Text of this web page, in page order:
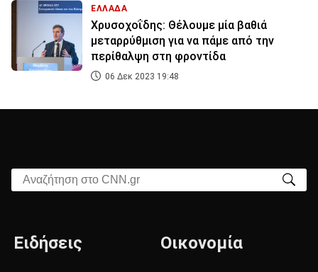
ΕΛΛΑΔΑ
Χρυσοχοΐδης: Θέλουμε μία βαθιά
μεταρρύθμιση για να πάμε από την
περίθαλψη στη φροντίδα
06 Δεκ 2023 19:48
Αναζήτηση στο CNN.gr
Ειδήσεις Οικονομία